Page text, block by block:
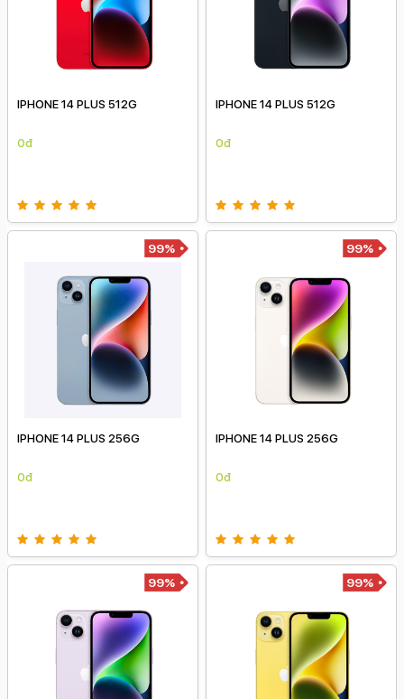
IPHONE 14 PLUS 512G
0đ
IPHONE 14 PLUS 512G
0đ
99%
IPHONE 14 PLUS 256G
0đ
99%
IPHONE 14 PLUS 256G
0đ
99% 99%